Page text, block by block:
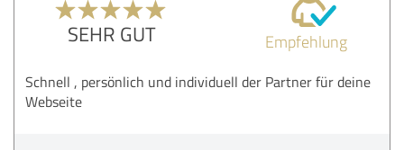
SEHR GUT Empfehlung
Schnell , persönlich und individuell der Partner für deine
Webseite